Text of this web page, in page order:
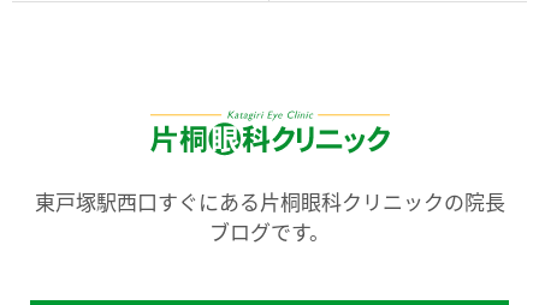
東戸塚駅西口すぐにある片桐眼科クリニックの院長
ブログです。